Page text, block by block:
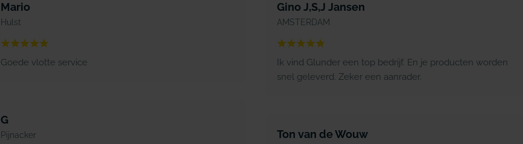
Mario
Hulst
Goede vlotte service
Gino J,S,J Jansen
AMSTERDAM
Ik vind Glunder een top bedrijf. En je producten worden
snel geleverd. Zeker een aanrader.
G
Pijnacker Ton van de Wouw